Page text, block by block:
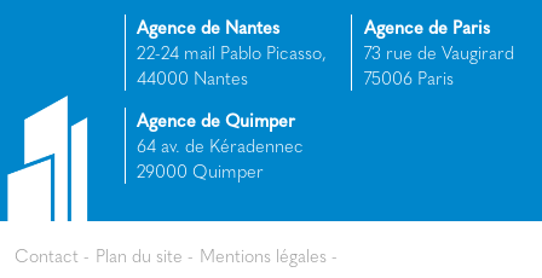
Agence de Nantes
22-24 mail Pablo Picasso,
44000 Nantes
Agence de Paris
73 rue de Vaugirard
75006 Paris
Agence de Quimper
64 av. de Kéradennec
29000 Quimper
Contact Plan du site Mentions légales